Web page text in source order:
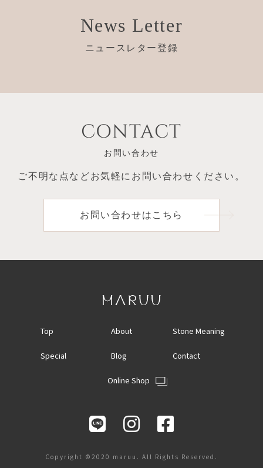
News Letter
ニュースレター登録
CONTACT
お問い合わせ
ご不明な点などお気軽にお問い合わせください。
お問い合わせはこちら
Top About Stone Meaning
Special Blog Contact
Online Shop
Copyright ©2020 maruu. All Rights Reserved.